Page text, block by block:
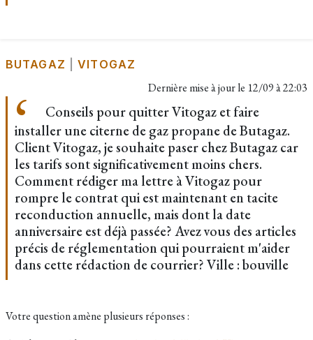
BUTAGAZ |VITOGAZ
Dernière mise à jour le 12/09 à 22:03
Conseils pour quitter Vitogaz et faire
installer une citerne de gaz propane de Butagaz.
Client Vitogaz, je souhaite paser chez Butagaz car
les tarifs sont significativement moins chers.
Comment rédiger ma lettre à Vitogaz pour
rompre le contrat qui est maintenant en tacite
reconduction annuelle, mais dont la date
anniversaire est déjà passée? Avez vous des articles
précis de réglementation qui pourraient m'aider
dans cette rédaction de courrier? Ville : bouville
Votre question amène plusieurs réponses :